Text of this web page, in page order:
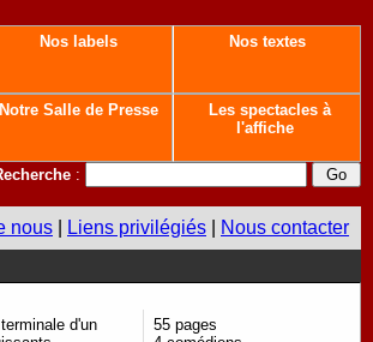
Nos labels Nos textes
Notre Salle de Presse
Les spectacles à
l'affiche
:
nous Liens privilégiés Nous contacter
d'un
55 pages